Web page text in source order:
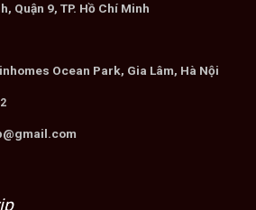
Quận 9, TP. Hồ Chí Minh
Ocean Park, Gia Lâm, Hà Nội